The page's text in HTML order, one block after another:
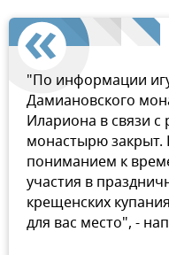
"По информации
Дамиановского
Илариона в связи
монастырю закрыт.
пониманием к
участия в
крещенских
для вас место", -